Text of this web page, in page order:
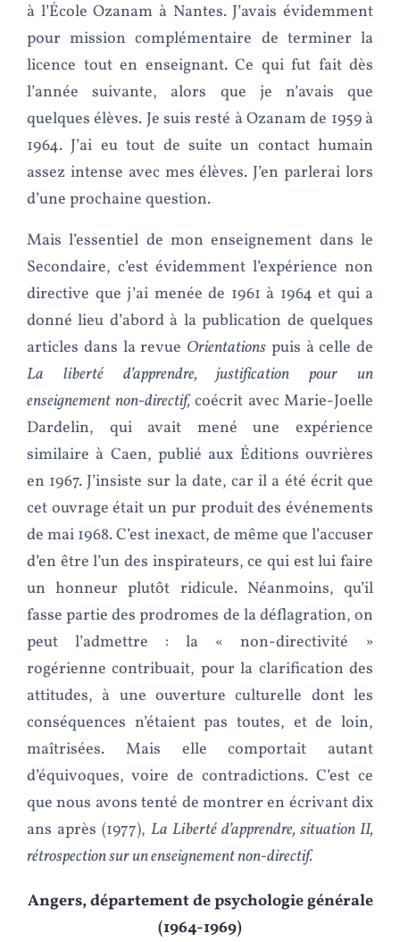
à l’École Ozanam à Nantes. J’avais évidemment
pour mission complémentaire de terminer la
licence tout en enseignant. Ce qui fut fait dès
l’année suivante, alors que je n’avais que
quelques élèves. Je suis resté à Ozanam de 1959 à
1964. J’ai eu tout de suite un contact humain
assez intense avec mes élèves. J’en parlerai lors
d’une prochaine question.
Mais l’essentiel de mon enseignement dans le
Secondaire, c’est évidemment l’expérience non
directive que j’ai menée de 1961 à 1964 et qui a
donné lieu d’abord à la publication de quelques
articles dans la revue Orientations puis à celle de
La liberté d’apprendre, justification pour un
enseignement non-directif,coécrit avec Marie-Joelle
Dardelin, qui avait mené une expérience
similaire à Caen, publié aux Éditions ouvrières
en 1967. J’insiste sur la date, car il a été écrit que
cet ouvrage était un pur produit des événements
de mai 1968. C’est inexact, de même que l’accuser
d’en être l’un des inspirateurs, ce qui est lui faire
un honneur plutôt ridicule. Néanmoins, qu’il
fasse partie des prodromes de la déflagration, on
peut l’admettre : la « non-directivité »
rogérienne contribuait, pour la clarification des
attitudes, à une ouverture culturelle dont les
conséquences n’étaient pas toutes, et de loin,
maîtrisées. Mais elle comportait autant
d’équivoques, voire de contradictions. C’est ce
que nous avons tenté de montrer en écrivant dix
ans après (1977), La Liberté d’apprendre, situation II,
rétrospection sur un enseignement non-directif.
Angers, département de psychologie générale
(1964-1969)